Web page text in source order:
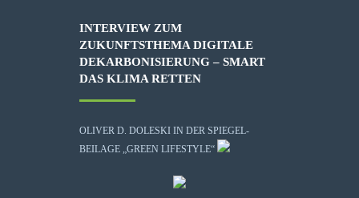
INTERVIEW ZUM
ZUKUNFTSTHEMA DIGITALE
DEKARBONISIERUNG – SMART
DAS KLIMA RETTEN
OLIVER D. DOLESKI IN DER SPIEGEL-
BEILAGE „GREEN LIFESTYLE“